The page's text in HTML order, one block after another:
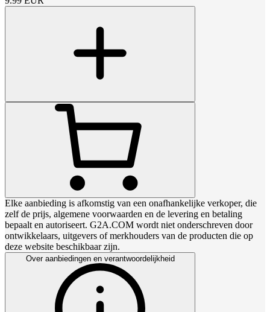
Elke aanbieding is afkomstig van een onafhankelijke verkoper, die
zelf de prijs, algemene voorwaarden en de levering en betaling
bepaalt en autoriseert. G2A.COM wordt niet onderschreven door
ontwikkelaars, uitgevers of merkhouders van de producten die op
deze website beschikbaar zijn.
Over aanbiedingen en verantwoordelijkheid